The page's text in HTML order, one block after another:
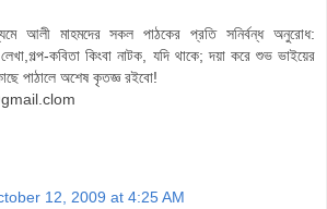
আলী মাহমদের সকল পাঠকের প্রতি সনির্বন্ধ অনুরোধ:
কবিতা কিংবা নাটক, যদি থাকে; দয়া করে শুভ ভাইয়ের
পাঠালে অশেষ কৃতজ্ঞ রইবো!
12, 2009 at 4:25 AM